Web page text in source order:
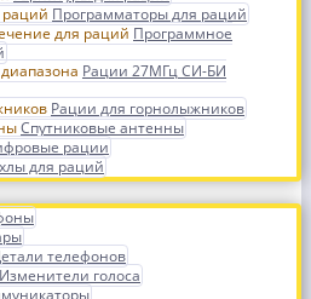
Программаторы для раций
Программное
Рации 27МГц СИ-БИ
Рации для горнолыжников
Спутниковые антенны
рации
для раций
телефонов
Изменители голоса